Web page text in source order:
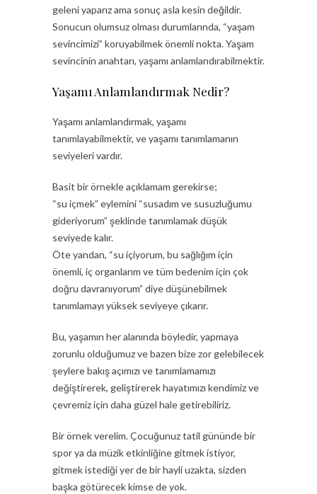
geleni yaparız ama sonuç asla kesin değildir.
Sonucun olumsuz olması durumlarında, “yaşam
sevincimizi” koruyabilmek önemli nokta. Yaşam
sevincinin anahtarı, yaşamı anlamlandırabilmektir.
Yaşamı Anlamlandırmak Nedir?
Yaşamı anlamlandırmak, yaşamı
tanımlayabilmektir, ve yaşamı tanımlamanın
seviyeleri vardır.
Basit bir örnekle açıklamam gerekirse;
“su içmek” eylemini “susadım ve susuzluğumu
gideriyorum” şeklinde tanımlamak düşük
seviyede kalır.
Öte yandan, “su içiyorum, bu sağlığım için
önemli, iç organlarım ve tüm bedenim için çok
doğru davranıyorum” diye düşünebilmek
tanımlamayı yüksek seviyeye çıkarır.
Bu, yaşamın her alanında böyledir, yapmaya
zorunlu olduğumuz ve bazen bize zor gelebilecek
şeylere bakış açımızı ve tanımlamamızı
değiştirerek, geliştirerek hayatımızı kendimiz ve
çevremiz için daha güzel hale getirebiliriz.
Bir örnek verelim. Çocuğunuz tatil gününde bir
spor ya da müzik etkinliğine gitmek istiyor,
gitmek istediği yer de bir hayli uzakta, sizden
başka götürecek kimse de yok.